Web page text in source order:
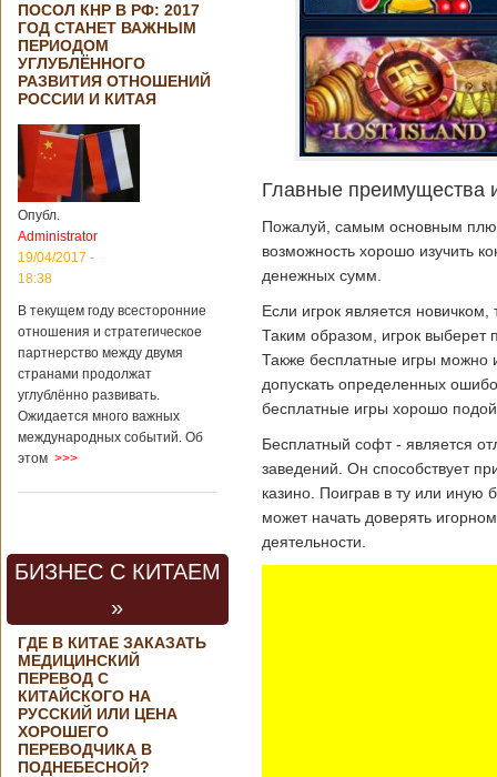
ПОСОЛ КНР В РФ: 2017
ГОД СТАНЕТ ВАЖНЫМ
ПЕРИОДОМ
УГЛУБЛЁННОГО
РАЗВИТИЯ ОТНОШЕНИЙ
РОССИИ И КИТАЯ
Опубл.
Administrator
19/04/2017 -
18:38
В текущем году всесторонние
отношения и стратегическое
партнерство между двумя
странами продолжат
углублённо развивать.
Ожидается много важных
международных событий. Об
этом >>>
БИЗНЕС С КИТАЕМ
»
ГДЕ В КИТАЕ ЗАКАЗАТЬ
МЕДИЦИНСКИЙ
ПЕРЕВОД С
КИТАЙСКОГО НА
РУССКИЙ ИЛИ ЦЕНА
ХОРОШЕГО
ПЕРЕВОДЧИКА В
ПОДНЕБЕСНОЙ?
Главные преимущества
Пожалуй, самым основным
возможность хорошо изучить
денежных сумм.
Если игрок является
Таким образом, игрок выберет
Также бесплатные игры можно
допускать определенных
бесплатные игры хорошо
Бесплатный софт - является
заведений. Он способствует
казино. Поиграв в ту или иную
может начать доверять
деятельности.